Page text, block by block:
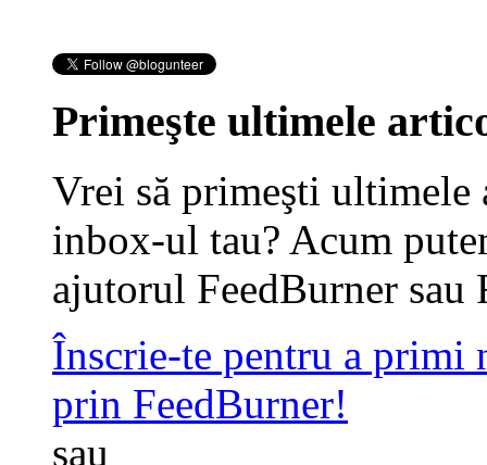
Primeşte ultimele
Vrei să primeşti
inbox-ul tau? Acum
ajutorul FeedBurner sau
Înscrie-te pentru a primi
prin FeedBurner!
sau